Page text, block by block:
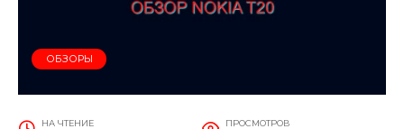
ОБЗОРЫ
НА ЧТЕНИЕ ПРОСМОТРОВ